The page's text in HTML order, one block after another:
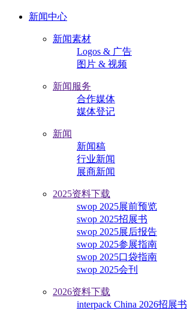
新闻中心
新闻素材
Logos & 广告
图片 & 视频
新闻服务
合作媒体
媒体登记
新闻
新闻稿
行业新闻
展商新闻
2025资料下载
swop 2025展前预览
swop 2025招展书
swop 2025展后报告
swop 2025参展指南
swop 2025口袋指南
swop 2025会刊
2026资料下载
interpack China 2026招展书